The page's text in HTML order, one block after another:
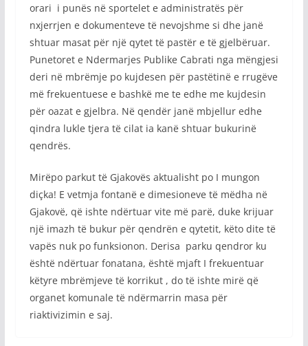
orari i punës në sportelet e administratës për
nxjerrjen e dokumenteve të nevojshme si dhe janë
shtuar masat për një qytet të pastër e të gjelbëruar.
Punetoret e Ndermarjes Publike Cabrati nga mëngjesi
deri në mbrëmje po kujdesen për pastëtinë e rrugëve
më frekuentuese e bashkë me te edhe me kujdesin
për oazat e gjelbra. Në qendër janë mbjellur edhe
qindra lukle tjera të cilat ia kanë shtuar bukurinë
qendrës.
Mirëpo parkut të Gjakovës aktualisht po I mungon
diçka! E vetmja fontanë e dimesioneve të mëdha në
Gjakovë, që ishte ndërtuar vite më parë, duke krijuar
një imazh të bukur për qendrën e qytetit, këto dite të
vapës nuk po funksionon. Derisa parku qendror ku
është ndërtuar fonatana, është mjaft I frekuentuar
këtyre mbrëmjeve të korrikut , do të ishte mirë që
organet komunale të ndërmarrin masa për
riaktivizimin e saj.